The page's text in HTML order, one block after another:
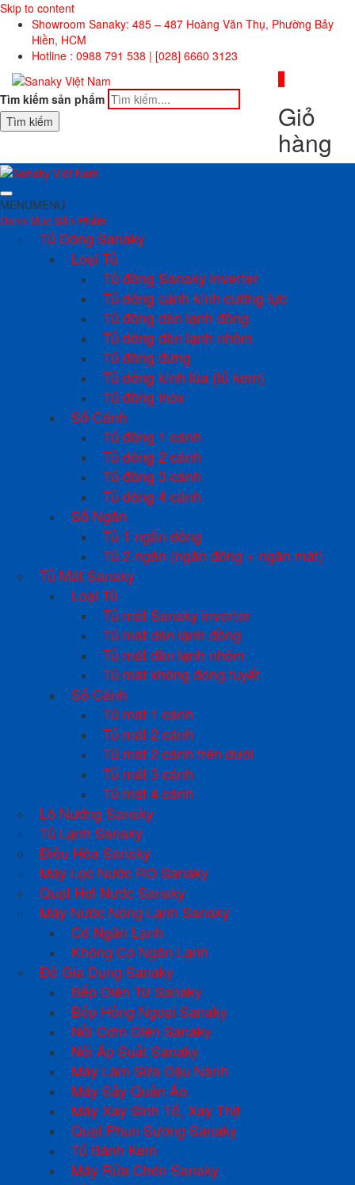
Skip to content
Showroom Sanaky: 485 – 487 Hoàng Văn Thụ, Phường Bảy
Hiền, HCM
Hotline : 0988 791 538 | [028] 6660 3123
Giỏ
hàng
Tìm kiếm sản phẩm
Tìm kiếm
MENUMENU
Danh Mục Sản Phẩm
Tủ Đông Sanaky
Loại Tủ
Tủ đông Sanaky inverter
Tủ đông cánh kính cường lực
Tủ đông dàn lạnh đồng
Tủ đông dàn lạnh nhôm
Tủ đông đứng
Tủ đông kính lùa (tủ kem)
Tủ đông inox
Số Cánh
Tủ đông 1 cánh
Tủ đông 2 cánh
Tủ đông 3 cánh
Tủ đông 4 cánh
Số Ngăn
Tủ 1 ngăn đông
Tủ 2 ngăn (ngăn đông + ngăn mát)
Tủ Mát Sanaky
Loại Tủ
Tủ mát Sanaky inverter
Tủ mát dàn lạnh đồng
Tủ mát dàn lạnh nhôm
Tủ mát không đóng tuyết
Số Cánh
Tủ mát 1 cánh
Tủ mát 2 cánh
Tủ mát 2 cánh trên dưới
Tủ mát 3 cánh
Tủ mát 4 cánh
Lò Nướng Sanaky
Tủ Lạnh Sanaky
Điều Hòa Sanaky
Máy Lọc Nước RO Sanaky
Quạt Hơi Nước Sanaky
Máy Nước Nóng Lạnh Sanaky
Có Ngăn Lạnh
Không Có Ngăn Lạnh
Đồ Gia Dụng Sanaky
Bếp Điện Từ Sanaky
Bếp Hồng Ngoại Sanaky
Nồi Cơm Điện Sanaky
Nồi Áp Suất Sanaky
Máy Làm Sữa Đậu Nành
Máy Sấy Quần Áo
Máy Xay Sinh Tố, Xay Thịt
Quạt Phun Sương Sanaky
Tủ Bánh Kem
Máy Rửa Chén Sanaky